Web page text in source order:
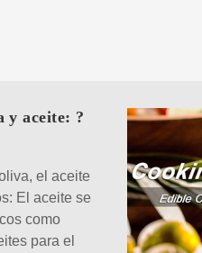
y aceite: ?
el aceite
El aceite se
como
para el